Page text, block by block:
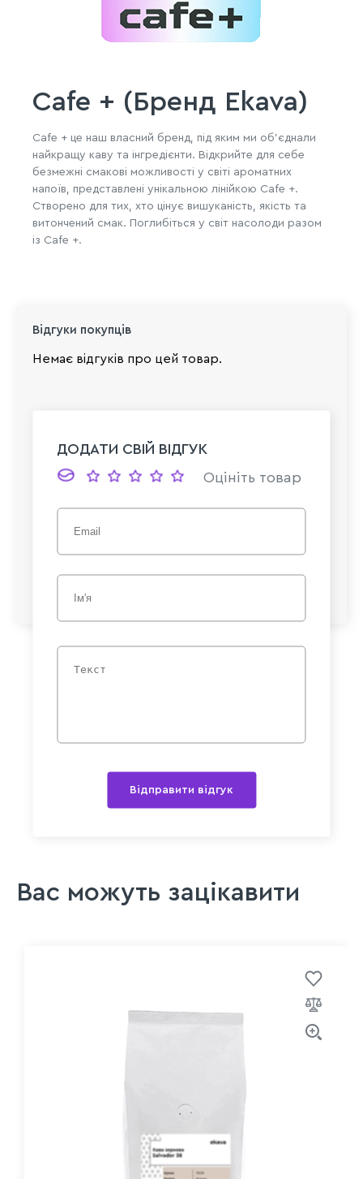
Cafe + (Бренд Ekava)
Cafe + це наш власний бренд, під яким ми об'єднали
найкращу каву та інгредієнти. Відкрийте для себе
безмежні смакові можливості у світі ароматних
напоїв, представлені унікальною лінійкою Cafe +.
Створено для тих, хто цінує вишуканість, якість та
витончений смак. Поглибіться у світ насолоди разом
із Cafe +.
Відгуки покупців
Немає відгуків про цей товар.
ДОДАТИ СВІЙ ВІДГУК
Оцініть товар
Відправити відгук
Вас можуть зацікавити